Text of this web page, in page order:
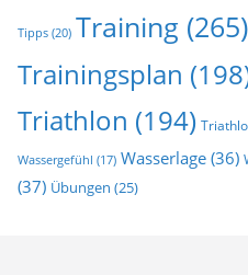
Tipps (20) Training (265)
Trainingsplan
Triathlon (194)
Wassergefühl (17) Wasserlage (36)
(37) Übungen (25)